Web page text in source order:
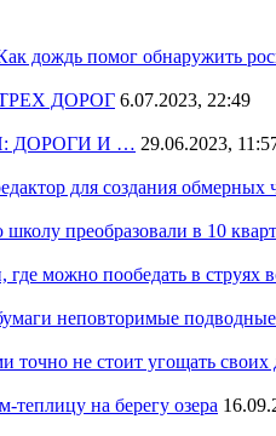
дождь помог обнаружить
ДОРОГ 6.07.2023, 22:49
ДОРОГИ И … 29.06.2023,
для создания обмерных
преобразовали в 10
где можно пообедать в струях
неповторимые
точно не стоит угощать
на берегу озера